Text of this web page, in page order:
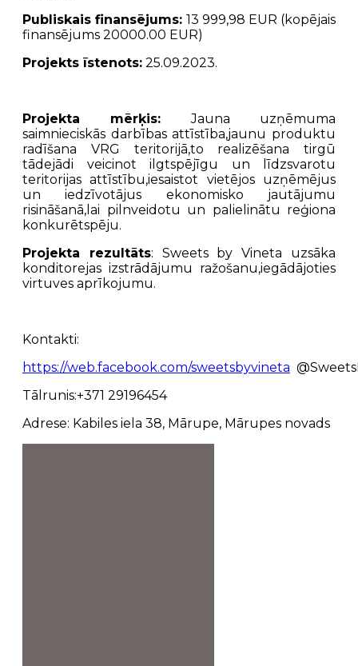
Publiskais finansējums: 13 999,98 EUR (kopējais
finansējums 20000.00 EUR)
Projekts īstenots: 25.09.2023.
Projekta mērķis:Jauna uzņēmuma
saimnieciskās darbības attīstība,jaunu produktu
radīšana VRG teritorijā,to realizēšana tirgū
tādejādi veicinot ilgtspējīgu un līdzsvarotu
teritorijas attīstību,iesaistot vietējos uzņēmējus
un iedzīvotājus ekonomisko jautājumu
risināšanā,lai pilnveidotu un palielinātu reģiona
konkurētspēju.
Projekta rezultāts: Sweets by Vineta uzsāka
konditorejas izstrādājumu ražošanu,iegādājoties
virtuves aprīkojumu.
Kontakti:
https://web.facebook.com/sweetsbyvineta
Tālrunis:+371 29196454
Adrese: Kabiles iela 38, Mārupe, Mārupes novads